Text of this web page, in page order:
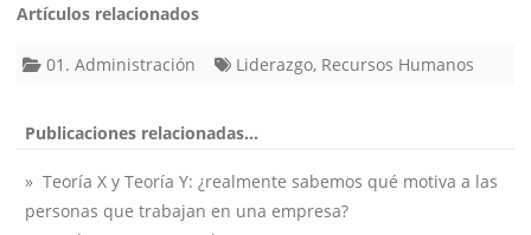
Artículos relacionados
01. Administración Liderazgo, Recursos Humanos
Publicaciones relacionadas...
» Teoría X y Teoría Y: ¿realmente sabemos qué motiva a las
personas que trabajan en una empresa?